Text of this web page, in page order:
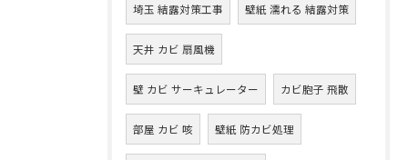
埼玉 結露対策工事 壁紙 濡れる 結露対策
天井 カビ 扇風機
壁 カビ サーキュレーター カビ胞子 飛散
部屋 カビ 咳 壁紙 防カビ処理